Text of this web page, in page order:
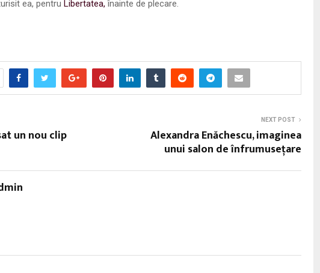
ea, pentru Libertatea,înainte de plecare.
un nou clip
NEXT POST
Alexandra Enăchescu, imaginea
unui salon de înfrumuseţare